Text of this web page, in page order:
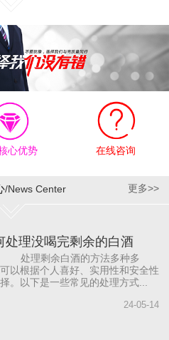
加了强劲的源动力。 企业
的制胜最终是要落实到人
才管理机制和市场运营的
有效执行上，公司奉行“德
才兼备、志同道合”的合作
理念，为员工明确职业规
划目标，提供有竞争力的
薪资待遇和发展机会，帮
内著名白酒营销咨询公司
合作，借助“外脑”提供智力
入前沿的营销理念，从而
打...
心优势 在线咨询
/News Center 更多>>
处理没喝完剩余的白酒
处理剩余白酒的方法多种多
以根据个人喜好、实用性和安全性
。以下是一些常见的处理方式...
24-05-14